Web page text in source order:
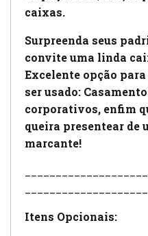
caixas.
Surpreenda seus
convite uma linda
Excelente opção
ser usado:
corporativos, enfim
queira presentear de
marcante!
Itens Opcionais: